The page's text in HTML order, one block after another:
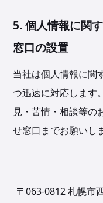
5. 個人情報に関
窓口の設置
当社は個人情報に関
つ迅速に対応します
見・苦情・相談等の
せ窓口までお願いし
〒063-0812 札幌市